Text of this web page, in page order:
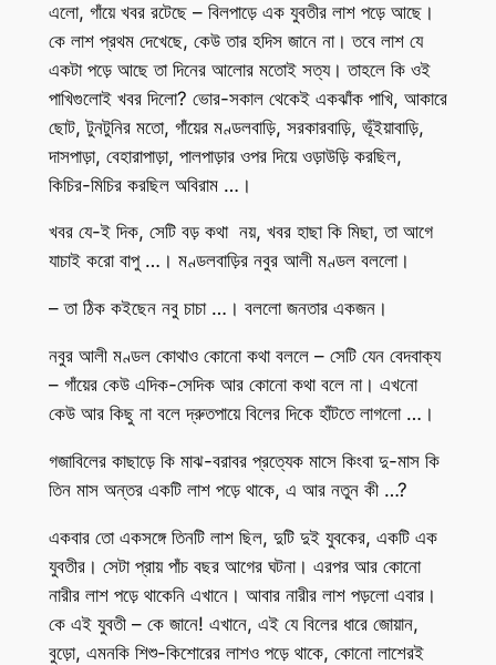
এলো, গাঁয়ে খবর রটেছে – বিলপাড়ে এক যুবতীর লাশ পড়ে আছে।
কে লাশ প্রথম দেখেছে, কেউ তার হদিস জানে না। তবে লাশ যে
একটা পড়ে আছে তা দিনের আলোর মতোই সত্য। তাহলে কি ওই
পাখিগুলোই খবর দিলো? ভোর-সকাল থেকেই একঝাঁক পাখি, আকারে
ছোট, টুনটুনির মতো, গাঁয়ের মণ্ডলবাড়ি, সরকারবাড়ি, ভূঁইয়াবাড়ি,
দাসপাড়া, বেহারাপাড়া, পালপাড়ার ওপর দিয়ে ওড়াউড়ি করছিল,
কিচির-মিচির করছিল অবিরাম …।
খবর যে-ই দিক, সেটি বড় কথা নয়, খবর হাছা কি মিছা, তা আগে
যাচাই করো বাপু …। মণ্ডলবাড়ির নবুর আলী মণ্ডল বললো।
– তা ঠিক কইছেন নবু চাচা …। বললো জনতার একজন।
নবুর আলী মণ্ডল কোথাও কোনো কথা বললে – সেটি যেন বেদবাক্য
– গাঁয়ের কেউ এদিক-সেদিক আর কোনো কথা বলে না। এখনো
কেউ আর কিছু না বলে দ্রুতপায়ে বিলের দিকে হাঁটতে লাগলো …।
গজাবিলের কাছাড়ে কি মাঝ-বরাবর প্রত্যেক মাসে কিংবা দু-মাস কি
তিন মাস অন্তর একটি লাশ পড়ে থাকে, এ আর নতুন কী …?
একবার তো একসঙ্গে তিনটি লাশ ছিল, দুটি দুই যুবকের, একটি এক
যুবতীর। সেটা প্রায় পাঁচ বছর আগের ঘটনা। এরপর আর কোনো
নারীর লাশ পড়ে থাকেনি এখানে। আবার নারীর লাশ পড়লো এবার।
কে এই যুবতী – কে জানে! এখানে, এই যে বিলের ধারে জোয়ান,
বুড়ো, এমনকি শিশু-কিশোরের লাশও পড়ে থাকে, কোনো লাশেরই